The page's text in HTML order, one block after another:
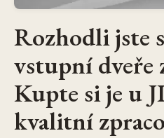
Rozhodli jste
vstupní dveře
Kupte si je u
kvalitní